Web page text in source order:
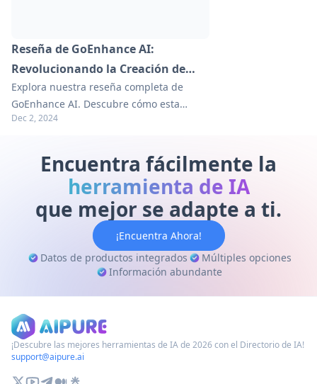
Reseña de GoEnhance AI:
Revolucionando la Creación de
Videos e Imágenes
Explora nuestra reseña completa de
GoEnhance AI. Descubre cómo esta
plataforma de vanguardia transforma la
tecnología de IA. ¡Lee para obtener
consejos prácticos!
Dec 2, 2024
Encuentra fácilmente la
herramienta de IA
que mejor se adapte a ti.
¡Encuentra Ahora!
Datos de productos integrados
Múltiples opciones
Información abundante
¡Descubre las mejores herramientas de IA de 2026 con el Directorio de IA!
support@aipure.ai